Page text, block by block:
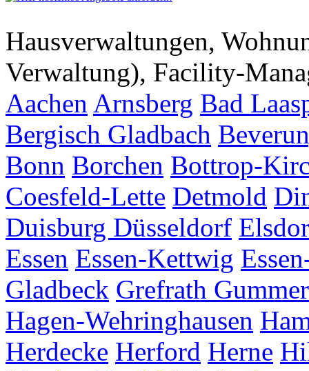
Hausverwaltungen,
Verwaltung), Facility-
Aachen Arnsberg Bad
Bergisch Gladbach
Bonn Borchen Bottrop-
Coesfeld-Lette Detmold
Duisburg Düsseldorf
Essen Essen-Kettwig
Gladbeck Grefrath
Hagen-Wehringhausen
Herdecke Herford Herne